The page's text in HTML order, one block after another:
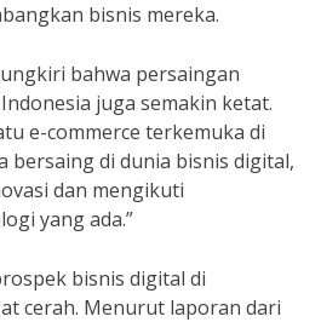
bisnis mereka.
bahwa persaingan
juga semakin ketat.
e-commerce terkemuka di
bersaing di dunia bisnis digital,
dan mengikuti
yang ada.”
bisnis digital di
cerah. Menurut laporan dari